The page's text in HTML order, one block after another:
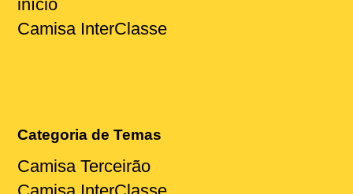
início
Camisa InterClasse
Categoria de Temas
Camisa Terceirão